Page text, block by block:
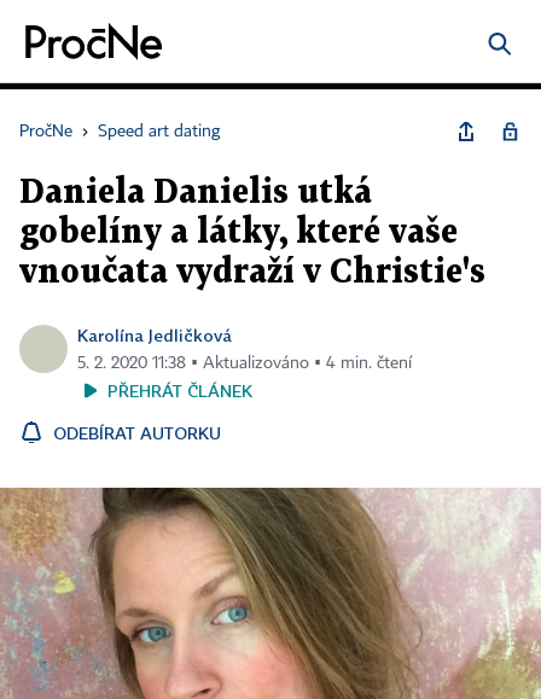
PročNe › Speed art dating
Daniela Danielis utká
gobelíny a látky, které vaše
vnoučata vydraží v Christie's
Karolína Jedličková
5. 2. 2020 11:38 ▪ Aktualizováno ▪ 4 min. čtení
PŘEHRÁT ČLÁNEK
ODEBÍRAT AUTORKU